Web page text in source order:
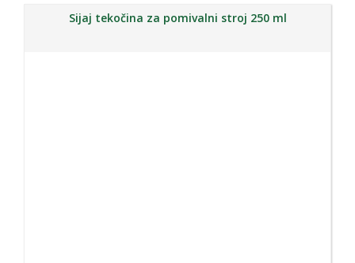
Sijaj tekočina za pomivalni stroj 250 ml